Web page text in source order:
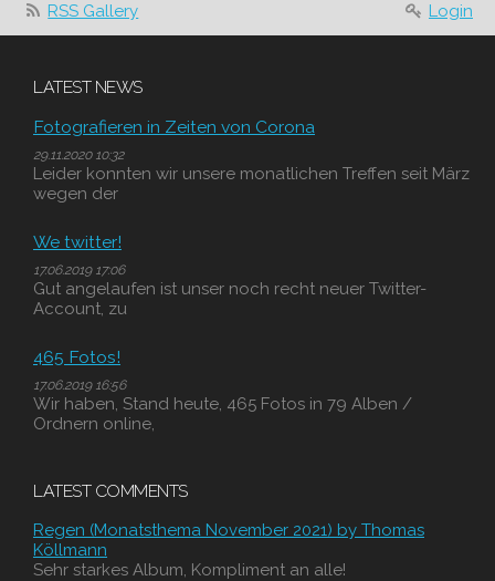
Login
RSS Gallery
LATEST NEWS
Fotografieren in Zeiten von Corona
29.11.2020 10:32
Leider konnten wir unsere monatlichen Treffen seit März
wegen der
We twitter!
17.06.2019 17:06
Gut angelaufen ist unser noch recht neuer Twitter-
Account, zu
465 Fotos!
17.06.2019 16:56
Wir haben, Stand heute, 465 Fotos in 79 Alben /
Ordnern online,
LATEST COMMENTS
Regen (Monatsthema November 2021) by Thomas
Köllmann
Sehr starkes Album, Kompliment an alle!